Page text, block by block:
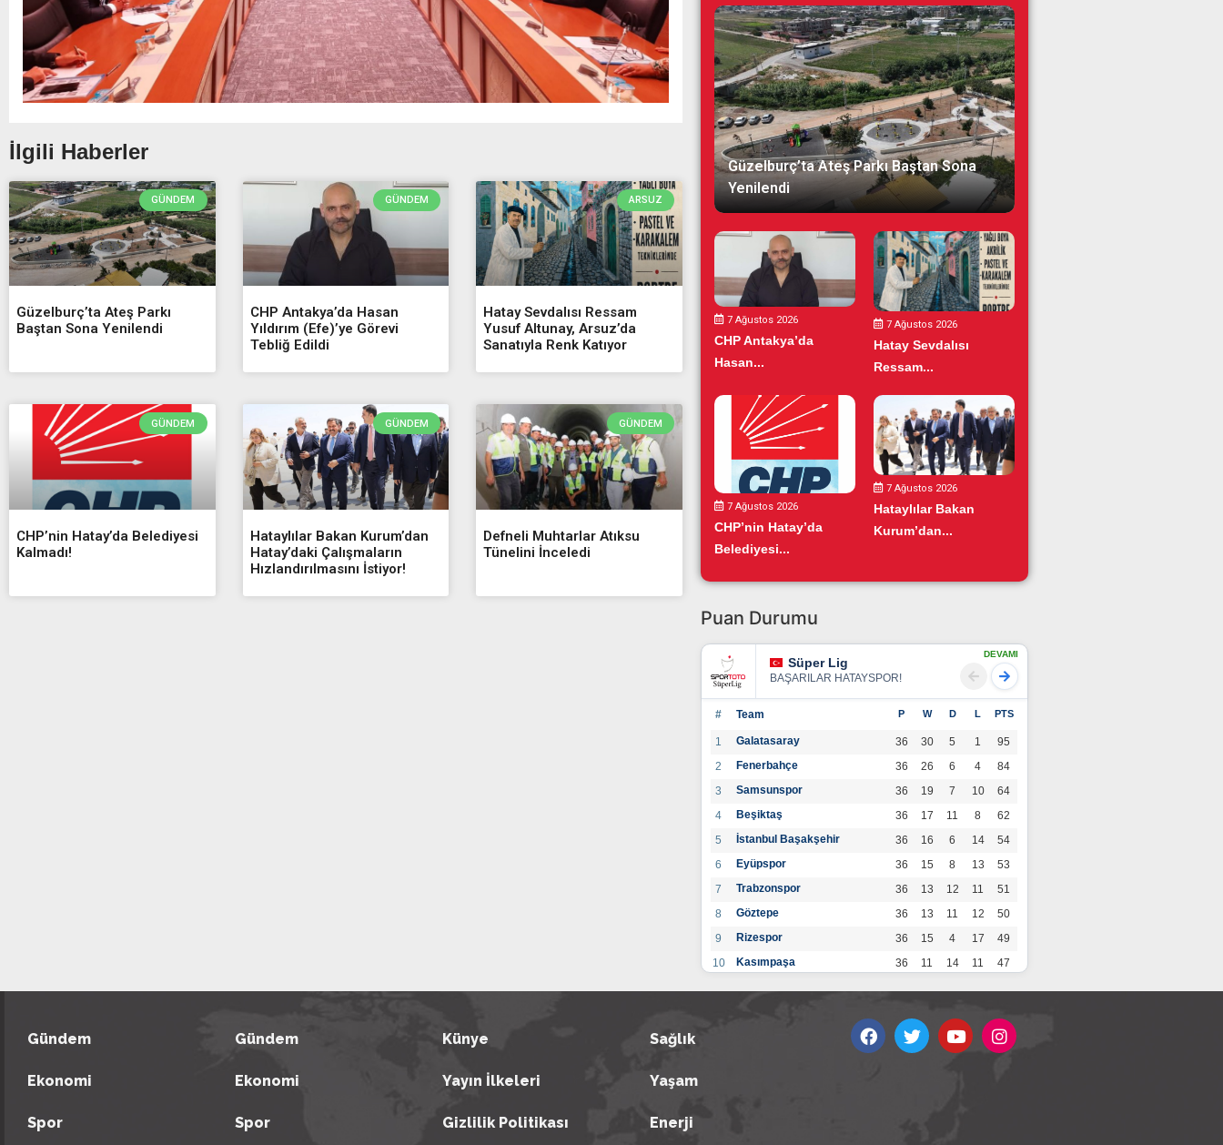
İlgili Haberler
GÜNDEM
Güzelburç’ta Ateş Parkı
Baştan Sona Yenilendi
GÜNDEM
CHP Antakya’da Hasan
Yıldırım (Efe)’ye Görevi
Tebliğ Edildi
ARSUZ
Hatay Sevdalısı Ressam
Yusuf Altunay, Arsuz’da
Sanatıyla Renk Katıyor
GÜNDEM
CHP’nin Hatay’da Belediyesi
Kalmadı!
GÜNDEM
Hataylılar Bakan Kurum’dan
Hatay’daki Çalışmaların
Hızlandırılmasını İstiyor!
GÜNDEM
Defneli Muhtarlar Atıksu
Tünelini İnceledi
Güzelburç’ta Ateş Parkı Baştan Sona
Yenilendi
7 Ağustos 2026
CHP Antakya’da
Hasan...
7 Ağustos 2026
Hatay Sevdalısı
Ressam...
7 Ağustos 2026
CHP’nin Hatay’da
Belediyesi...
7 Ağustos 2026
Hataylılar Bakan
Kurum’dan...
Puan Durumu
Süper Lig
BAŞARILAR HATAYSPOR!
DEVAMI
# Team P W D L PTS
1 Galatasaray 36 30 5 1
95
2
Fenerbahçe 36 26 6 4
84
3
Samsunspor 36 19 7 10
64
4
Beşiktaş 36 17 11 8
62
5
İstanbul Başakşehir 36 16 6 14
54
6
Eyüpspor 36 15 8 13
53
7
Trabzonspor 36 13 12 11
51
8
Göztepe 36 13 11 12
50
9
Rizespor 36 15 4 17
49
10
Kasımpaşa 36 11 14 11
47
36 12 9 15
45
Gündem
Ekonomi
Spor
Gündem
Ekonomi
Spor
Künye
Yayın İlkeleri
Gizlilik Politikası
Sağlık
Yaşam
Enerji